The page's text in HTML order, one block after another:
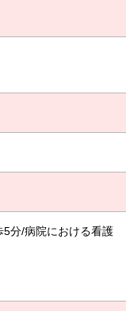
5分/病院における看護